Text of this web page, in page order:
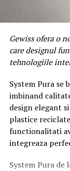
Gewiss ofera o
care designul
tehnologiile
System Pura se
imbinand
design elegant
plastice
functionalitati
integreaza
System Pura de